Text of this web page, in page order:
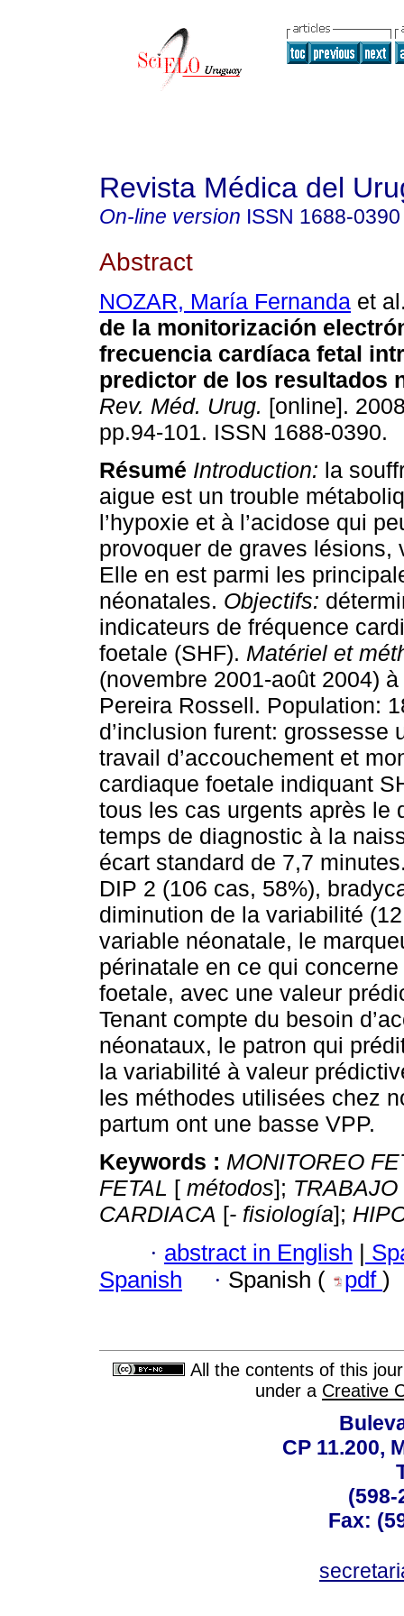
Revista Médica del
On-line version ISSN 1688-0390
Abstract
NOZAR, María Fernanda et
de la monitorización
frecuencia cardíaca fetal
predictor de los resultados
Rev. Méd. Urug. [online].
pp.94-101. ISSN 1688-0390.
Résumé Introduction: la
aigue est un trouble
l’hypoxie et à l’acidose qui
provoquer de graves lésions,
Elle en est parmi les
néonatales. Objectifs:
indicateurs de fréquence
foetale (SHF). Matériel et
(novembre 2001-août 2004)
Pereira Rossell. Population:
d’inclusion furent: grossesse
travail d’accouchement et
cardiaque foetale indiquant
tous les cas urgents après le
temps de diagnostic à la
écart standard de 7,7
DIP 2 (106 cas, 58%),
diminution de la variabilité
variable néonatale, le
périnatale en ce qui
foetale, avec une valeur
Tenant compte du besoin
néonataux, le patron qui
la variabilité à valeur
les méthodes utilisées chez
partum ont une basse VPP.
Keywords : MONITOREO
FETAL [ métodos];
CARDIACA [- fisiología];
· abstract in English |
Spanish
· Spanish ( pdf )
All the contents of this
under a Creative
CP 11.200,
(598-
Fax: